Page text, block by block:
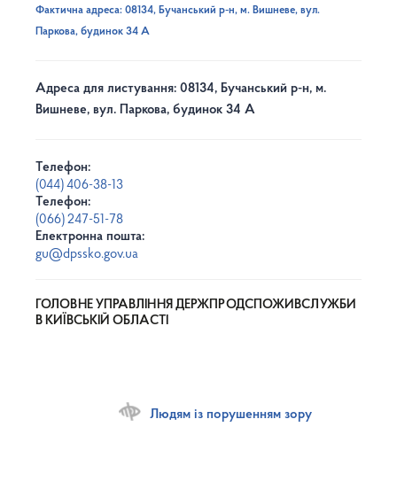
Фактична адреса: 08134, Бучанський р-н, м. Вишневе, вул.
Паркова, будинок 34 А
Адреса для листування: 08134, Бучанський р-н, м.
Вишневе, вул. Паркова, будинок 34 А
Телефон:
(044) 406-38-13
Телефон:
(066) 247-51-78
Електронна пошта:
gu@dpssko.gov.ua
ГОЛОВНЕ УПРАВЛІННЯ ДЕРЖПРОДСПОЖИВСЛУЖБИ
В КИЇВСЬКІЙ ОБЛАСТІ
Людям із порушенням зору